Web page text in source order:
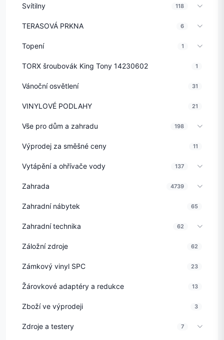
Svítilny 118
TERASOVÁ PRKNA 6
Topení 1
TORX šroubovák King Tony 14230602 1
Vánoční osvětlení 31
VINYLOVÉ PODLAHY 21
Vše pro dům a zahradu 198
Výprodej za směšné ceny 11
Vytápění a ohřívače vody 137
Zahrada 4739
Zahradní nábytek 65
Zahradní technika 62
Záložní zdroje 62
Zámkový vinyl SPC 23
Žárovkové adaptéry a redukce 13
Zboží ve výprodeji 3
Zdroje a testery 7